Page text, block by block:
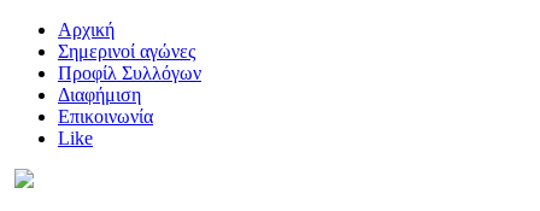
Αρχική
Σημερινοί αγώνες
Προφίλ Συλλόγων
Διαφήμιση
Επικοινωνία
Like